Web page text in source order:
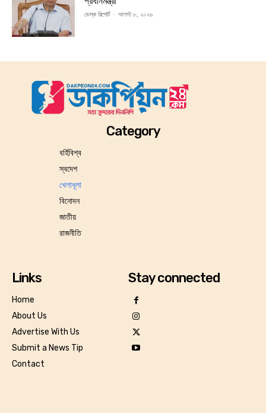
ডেস্ক রিপোর্ট - আগস্ট ৮, ২০২৬
Category
বর্হিবিশ্ব
স্বদেশ
খেলাধূলা
বিনোদন
জাতীয়
রাজনীতি
Links
Home
About Us
Advertise With Us
Submit a News Tip
Contact
Stay connected